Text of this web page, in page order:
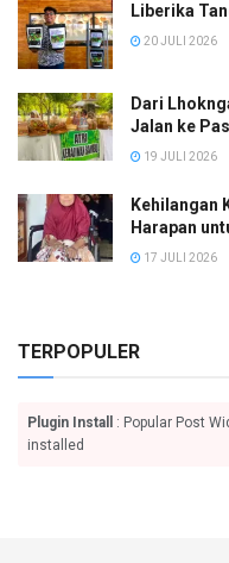
Liberika
20 JULI 2026
Dari
Jalan ke
19 JULI 2026
Kehilangan
Harapan
17 JULI 2026
TERPOPULER
Plugin Install
: Popular Post
installed